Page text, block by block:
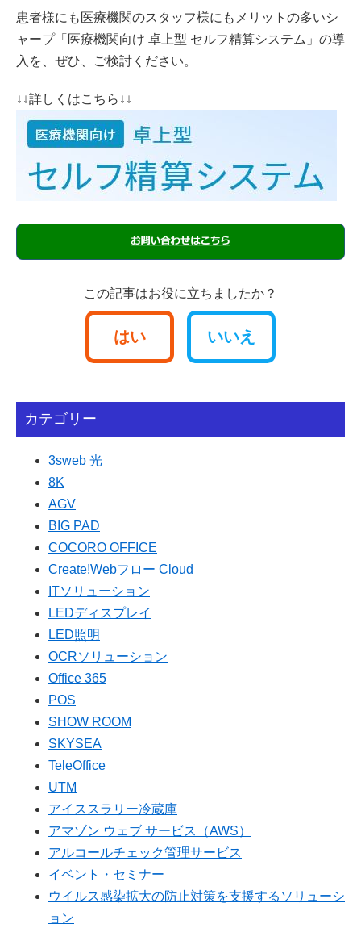
患者様にも医療機関のスタッフ様にもメリットの多いシ
ャープ「医療機関向け 卓上型 セルフ精算システム」の導
入を、ぜひ、ご検討ください。
↓↓詳しくはこちら↓↓
この記事はお役に立ちましたか？
はい いいえ
カテゴリー
3sweb 光
8K
AGV
BIG PAD
COCORO OFFICE
Create!Webフロー Cloud
ITソリューション
LEDディスプレイ
LED照明
OCRソリューション
Office 365
POS
SHOW ROOM
SKYSEA
TeleOffice
UTM
アイススラリー冷蔵庫
アマゾン ウェブ サービス（AWS）
アルコールチェック管理サービス
イベント・セミナー
ウイルス感染拡大の防止対策を支援するソリューシ
ョン